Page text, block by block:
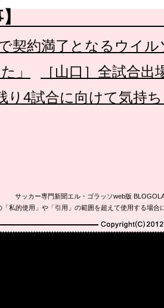
で契約満了となるウイ
」
［山口］全試合
り4試合に向けて気持
サッカー専門新聞エル・ゴラッソweb版
「私的使用」や「引用」の範囲を超えて使用する場
Copyright(C)2010-